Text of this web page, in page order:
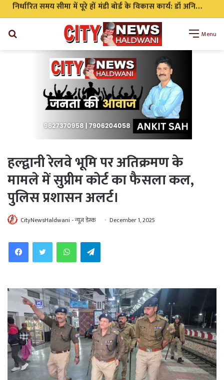
निर्धारित समय सीमा में पूरे हों मंडी बोर्ड के विकास कार्य: डॉ अनिल डब्बू
Menu
हल्द्वानी रेलवे भूमि पर अतिक्रमण के
मामले में सुप्रीम कोर्ट का फैसला कल,
पुलिस प्रशासन अलर्ट।
CityNewsHaldwani - न्यूज़ डेस्क December 1, 2025
WhatsAppTelegram